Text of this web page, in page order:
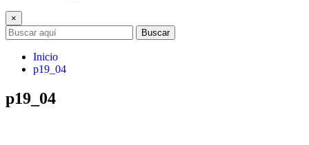
×
Buscar
Inicio
p19_04
p19_04